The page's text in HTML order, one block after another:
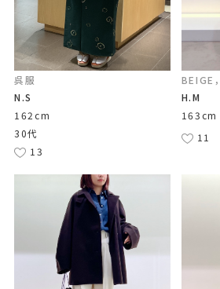
呉服
N.S
162cm
30代
13
BEIGE，
H.M
163cm
11